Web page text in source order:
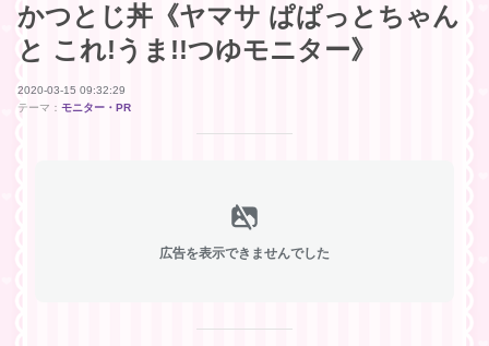
かつとじ丼《ヤマサ ぱぱっとちゃん
と これ!うま!!つゆモニター》
2020-03-15 09:32:29
テーマ： モニター・PR
広告を表示できませんでした